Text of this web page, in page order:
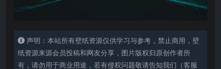
声明：本站所有壁纸资源仅供学习与参考，禁止商用，壁
纸资源来源会员投稿和网友分享，图片版权归原创作者所
有，请勿用于商业用途，若有侵权问题敬请告知我们（客服